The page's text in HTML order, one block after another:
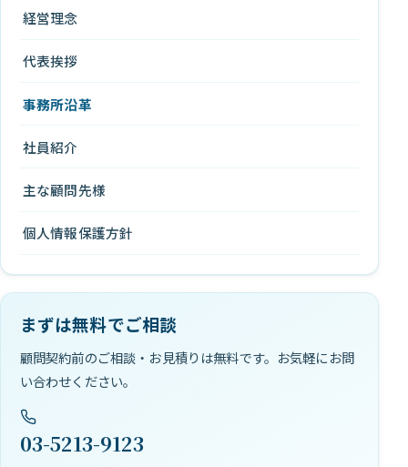
経営理念
代表挨拶
事務所沿革
社員紹介
主な顧問先様
個人情報保護方針
まずは無料でご相談
顧問契約前のご相談・お見積りは無料です。お気軽にお問
い合わせください。
03-5213-9123